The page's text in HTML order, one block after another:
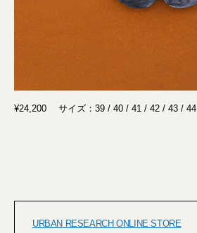
¥24,200 サイズ：39 / 40 / 41 / 42 / 43 / 44
URBAN RESEARCH ONLINE STORE